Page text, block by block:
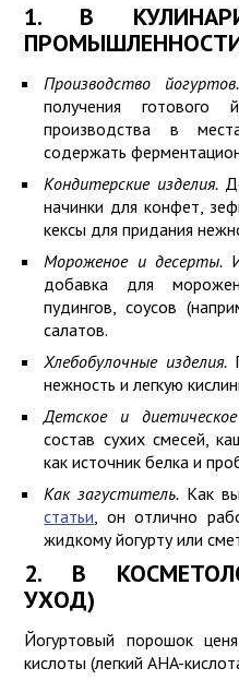
1. В
Производство йогуртов.
получения
производства в
содержать
Кондитерские изделия.
начинки для конфет,
кексы для придания
Мороженое и десерты.
добавка для
пудингов, соусов
салатов.
Хлебобулочные изделия.
нежность и легкую
Детское и
состав сухих смесей,
как источник белка и
Как загуститель. Как
статьи, он отлично
жидкому йогурту или
2. В
УХОД)
Йогуртовый порошок
кислоты (легкий AHA-